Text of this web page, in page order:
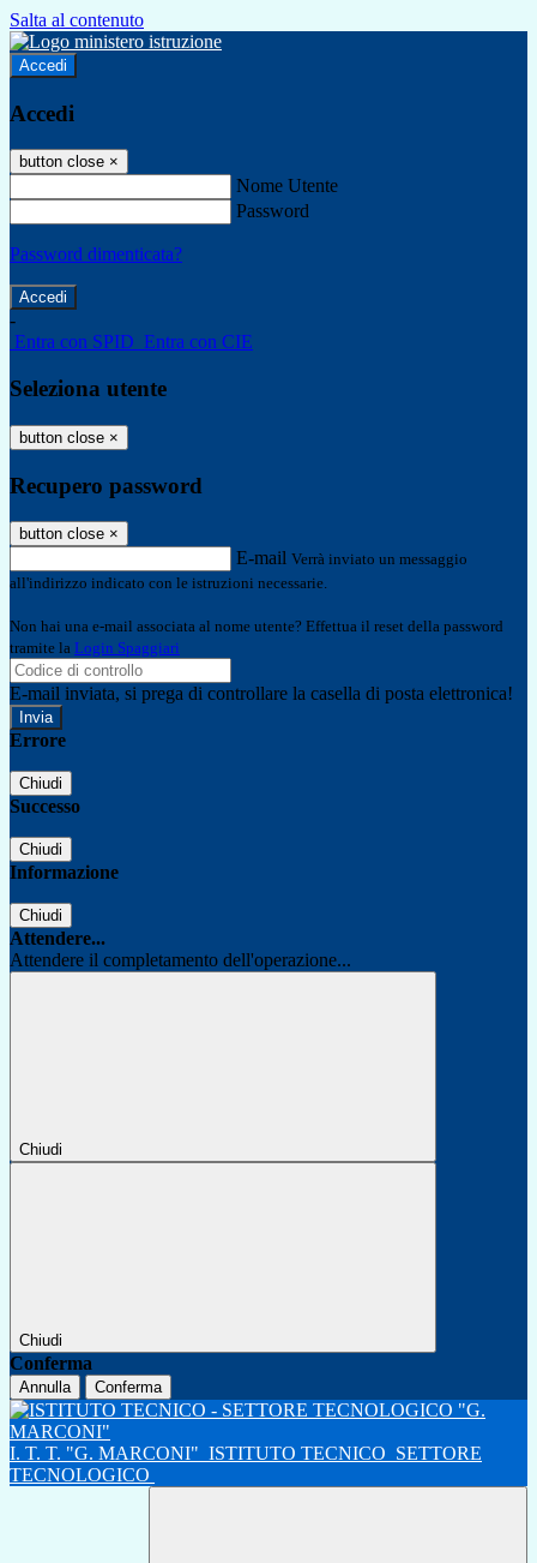
Salta al contenuto
Accedi
Accedi
button close ×
Nome Utente
Password
Password dimenticata?
-
Entra con SPID Entra con CIE
Seleziona utente
button close ×
Recupero password
button close ×
E-mail Verrà inviato un messaggio
all'indirizzo indicato con le istruzioni necessarie.
Non hai una e-mail associata al nome utente? Effettua il reset della password
tramite la Login Spaggiari
E-mail inviata, si prega di controllare la casella di posta elettronica!
Errore
Chiudi
Successo
Chiudi
Informazione
Chiudi
Attendere...
Attendere il completamento dell'operazione...
Chiudi
Chiudi
Conferma
Annulla Conferma
I. T. T. "G. MARCONI" ISTITUTO TECNICO SETTORE
TECNOLOGICO